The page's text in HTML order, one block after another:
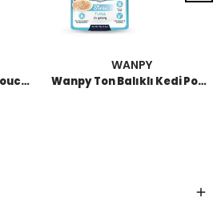
Whiskas Kuzulu Kedi Pouch 85 GR (28 Adet)
WANPY
Wanpy Ton Balıklı Kedi Pouch 70 GR (10 Adet)